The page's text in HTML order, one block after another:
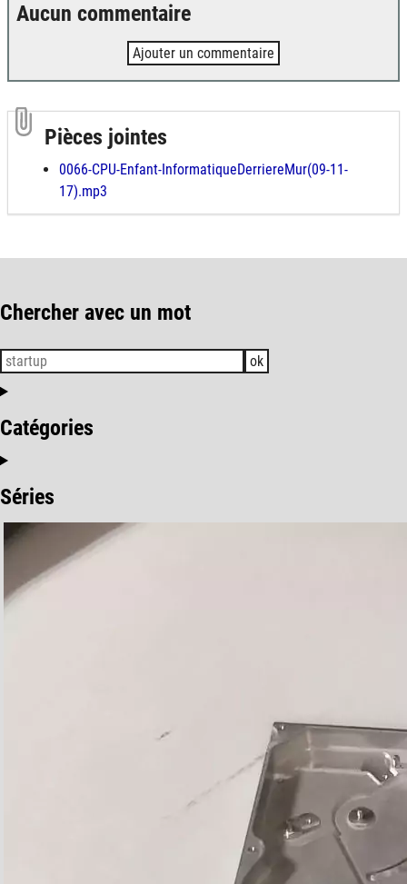
Aucun commentaire
Ajouter un commentaire
Pièces jointes
0066-CPU-Enfant-InformatiqueDerriereMur(09-11-
17).mp3
Chercher avec un mot
ok
Catégories
Séries